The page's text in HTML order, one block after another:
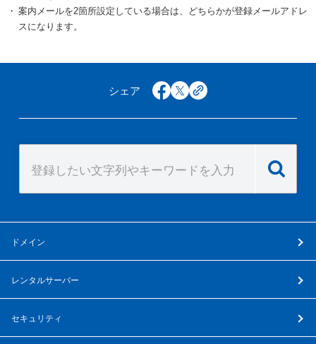
案内メールを2箇所設定している場合は、どちらかが登録メールアドレ
スになります。
シェア facebook
x copy
ドメイン
レンタルサーバー
セキュリティ